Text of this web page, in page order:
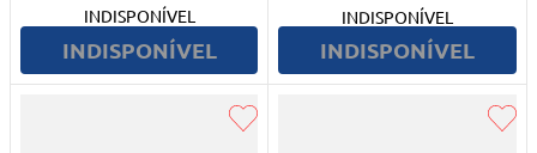
INDISPONÍVEL
INDISPONÍVEL
INDISPONÍVEL
INDISPONÍVEL